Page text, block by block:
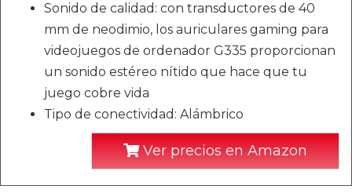
Sonido de calidad: con transductores de 40
mm de neodimio, los auriculares gaming para
videojuegos de ordenador G335 proporcionan
un sonido estéreo nítido que hace que tu
juego cobre vida
Tipo de conectividad: Alámbrico
Ver precios en Amazon